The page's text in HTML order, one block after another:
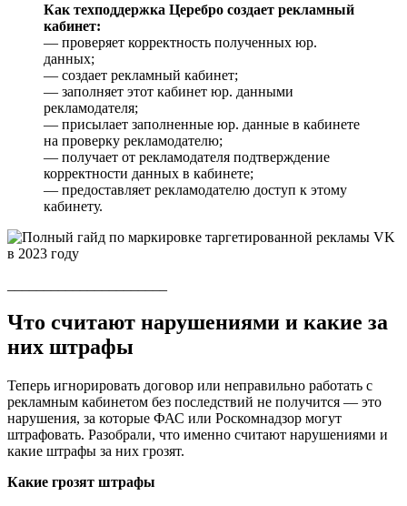
Как техподдержка Церебро создает рекламный
кабинет:
— проверяет корректность полученных юр.
данных;
— создает рекламный кабинет;
— заполняет этот кабинет юр. данными
рекламодателя;
— присылает заполненные юр. данные в кабинете
на проверку рекламодателю;
— получает от рекламодателя подтверждение
корректности данных в кабинете;
— предоставляет рекламодателю доступ к этому
кабинету.
Что считают нарушениями и какие за
них штрафы
Теперь игнорировать договор или неправильно работать с
рекламным кабинетом без последствий не получится — это
нарушения, за которые ФАС или Роскомнадзор могут
штрафовать. Разобрали, что именно считают нарушениями и
какие штрафы за них грозят.
Какие грозят штрафы